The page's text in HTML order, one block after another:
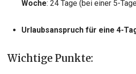
Woche: 24 Tage (bei einer 5-
Urlaubsanspruch für eine 4-
Wichtige Punkte: